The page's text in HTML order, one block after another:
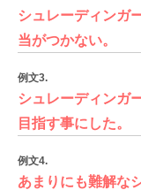
シュレーディンガ
当がつかない。
例文3.
シュレーディンガ
目指す事にした。
例文4.
あまりにも難解な